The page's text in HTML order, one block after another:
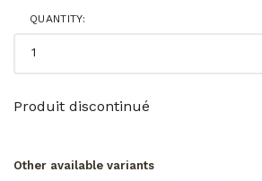
QUANTITY:
Produit discontinué
Other available variants